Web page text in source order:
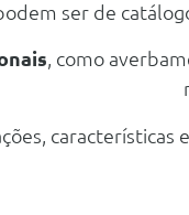
ser de
, como
características